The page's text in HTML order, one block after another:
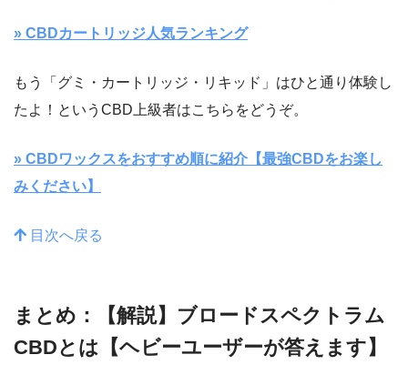
» CBDカートリッジ人気ランキング
もう「グミ・カートリッジ・リキッド」はひと通り体験し
たよ！というCBD上級者はこちらをどうぞ。
» CBDワックスをおすすめ順に紹介【最強CBDをお楽し
みください】
目次へ戻る
まとめ：【解説】ブロードスペクトラム
CBDとは【ヘビーユーザーが答えます】